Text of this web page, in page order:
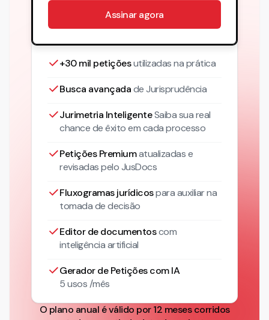
Assinar agora
+30 mil petiçõesutilizadas na prática
Busca avançadade Jurisprudência
Jurimetria InteligenteSaiba sua real
chance de êxito em cada processo
Petições Premiumatualizadase
revisadas pelo JusDocs
Fluxogramas jurídicospara auxiliar na
tomada de decisão
Editor de documentoscom
inteligência artificial
Gerador de Petições com IA
5 usos /mês
O plano anual é válido por 12 meses corridos